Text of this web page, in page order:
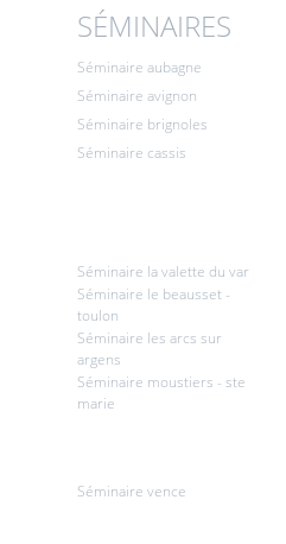
SÉMINAIRES
Séminaire aubagne
Séminaire avignon
Séminaire brignoles
Séminaire cassis
Séminaire la valette du var
Séminaire le beausset -
toulon
Séminaire les arcs sur
argens
Séminaire moustiers - ste
marie
Séminaire vence